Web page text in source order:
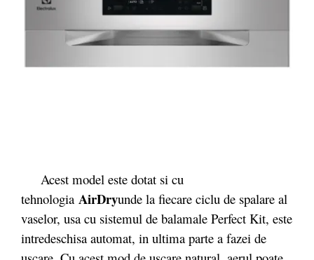
Acest model este dotat si cu
tehnologia AirDryunde la fiecare ciclu de spalare al
vaselor, usa cu sistemul de balamale Perfect Kit, este
intredeschisa automat, in ultima parte a fazei de